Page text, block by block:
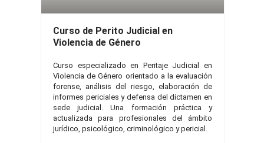
Curso de Perito Judicial en
Violencia de Género
Curso especializado en Peritaje Judicial en
Violencia de Género orientado a la evaluación
forense, análisis del riesgo, elaboración de
informes periciales y defensa del dictamen en
sede judicial. Una formación práctica y
actualizada para profesionales del ámbito
jurídico, psicológico, criminológico y pericial.